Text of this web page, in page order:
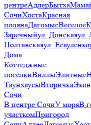
центреАдлерБытха
СочиХостаКрасная
полянаДагомысВеселое
Заречныйул. Донскаяул.
Полтавскаяул. Есауленко
Дома
Коттеджные
поселкиВиллыЭлитные
ТаунхаусыВторичка
Сочи
В центре СочиУ моряВ
участкомПригород